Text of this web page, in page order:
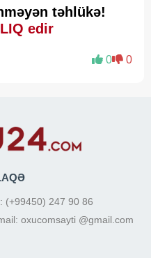
təhlükə!
edir
0 0
(+99450) 247 90 86
oxucomsayti @gmail.com